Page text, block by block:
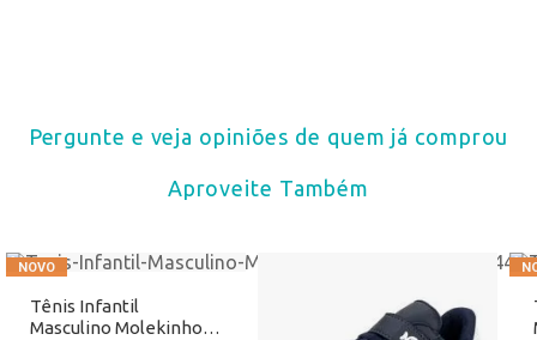
Pergunte e veja opiniões de quem já comprou
Aproveite Também
Tênis Infantil
Masculino Molekinho